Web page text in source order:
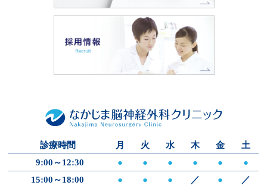
診療時間 月 火 水 木 金
土
9:00～12:30
● ● ● ● ●
●
15:00～18:00
● ● ● ／ ● ／